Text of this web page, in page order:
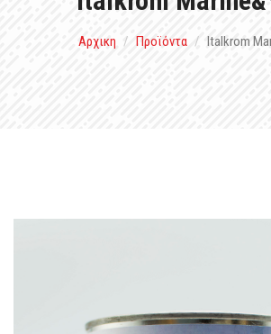
Αρχικη Προϊόντα Italkrom